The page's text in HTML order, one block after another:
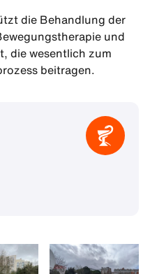
die Behandlung der
und
die wesentlich zum
beitragen.